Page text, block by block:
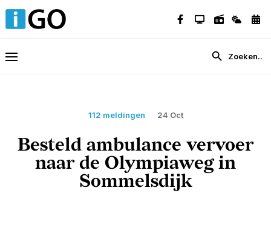
112 meldingen 24 Oct
Besteld ambulance vervoer
naar de Olympiaweg in
Sommelsdijk